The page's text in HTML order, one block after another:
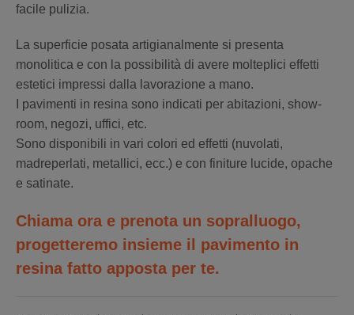
facile pulizia.
La superficie posata artigianalmente si presenta
monolitica e con la possibilità di avere molteplici effetti
estetici impressi dalla lavorazione a mano.
I pavimenti in resina sono indicati per abitazioni, show-
room, negozi, uffici, etc.
Sono disponibili in vari colori ed effetti (nuvolati,
madreperlati, metallici, ecc.) e con finiture lucide, opache
e satinate.
Chiama ora e prenota un sopralluogo,
progetteremo insieme il pavimento in
resina fatto apposta per te.